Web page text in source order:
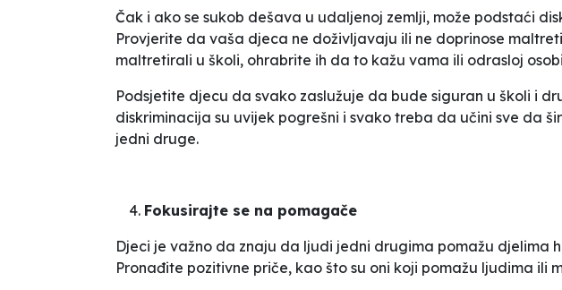
Čak i ako se sukob dešava u udaljenoj zemlji, može podstaći
Provjerite da vaša djeca ne doživljavaju ili ne doprinose
maltretirali u školi, ohrabrite ih da to kažu vama ili odrasloj
Podsjetite djecu da svako zaslužuje da bude siguran u školi i
diskriminacija su uvijek pogrešni i svako treba da učini sve da
jedni druge.
Fokusirajte se na pomagače
Djeci je važno da znaju da ljudi jedni drugima pomažu djelima
Pronađite pozitivne priče, kao što su oni koji pomažu ljudima ili